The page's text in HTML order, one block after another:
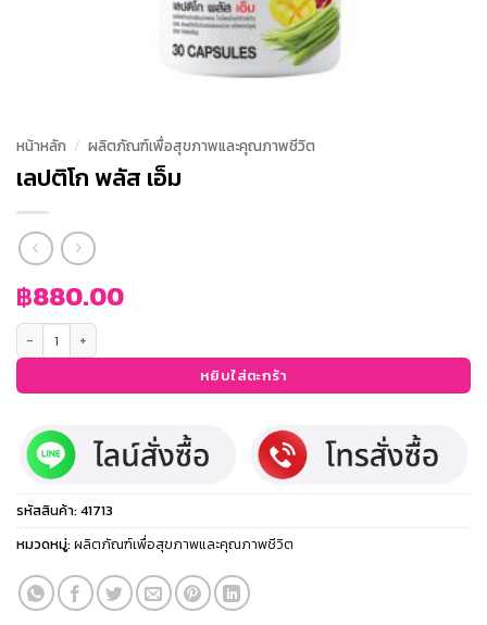
หน้าหลัก / ผลิตภัณฑ์เพื่อสุขภาพและคุณภาพชีวิต
เลปติโก พลัส เอ็ม
฿880.00
จำนวน เลปติโก พลัส เอ็ม ชิ้น
หยิบใส่ตะกร้า
รหัสสินค้า:41713
หมวดหมู่:ผลิตภัณฑ์เพื่อสุขภาพและคุณภาพชีวิต